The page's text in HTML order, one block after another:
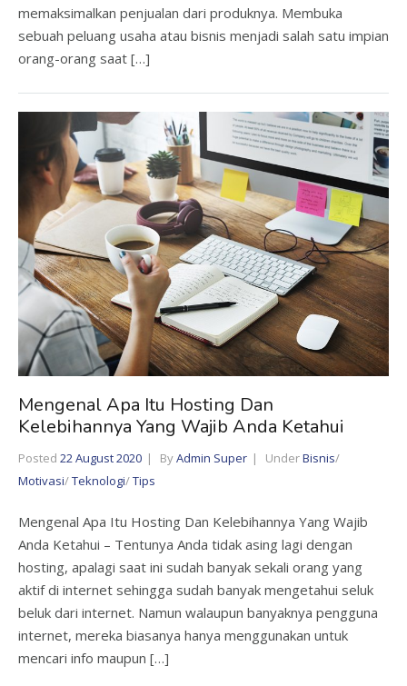
memaksimalkan penjualan dari produknya. Membuka
sebuah peluang usaha atau bisnis menjadi salah satu impian
orang-orang saat […]
Mengenal Apa Itu Hosting Dan
Kelebihannya Yang Wajib Anda Ketahui
Posted 22 August 2020 ByAdmin Super UnderBisnis/
Motivasi/Teknologi/Tips
Mengenal Apa Itu Hosting Dan Kelebihannya Yang Wajib
Anda Ketahui – Tentunya Anda tidak asing lagi dengan
hosting, apalagi saat ini sudah banyak sekali orang yang
aktif di internet sehingga sudah banyak mengetahui seluk
beluk dari internet. Namun walaupun banyaknya pengguna
internet, mereka biasanya hanya menggunakan untuk
mencari info maupun […]